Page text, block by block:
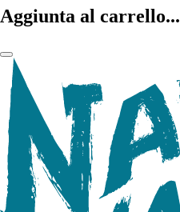
Aggiunta al carrello...